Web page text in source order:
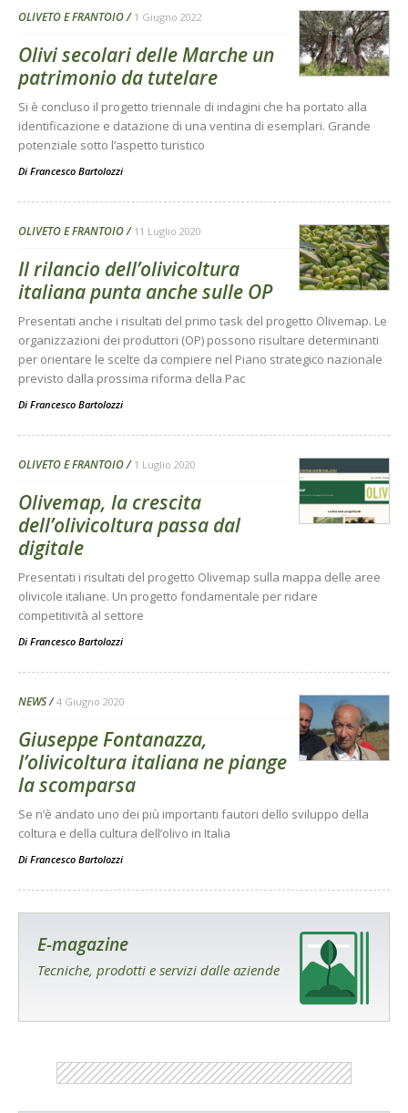
OLIVETO E FRANTOIO 1 Giugno 2022
Olivi secolari delle Marche un
patrimonio da tutelare
Si è concluso il progetto triennale di indagini che ha portato alla
identificazione e datazione di una ventina di esemplari. Grande
potenziale sotto l’aspetto turistico
Di Francesco Bartolozzi
OLIVETO E FRANTOIO 11 Luglio 2020
Il rilancio dell’olivicoltura
italiana punta anche sulle OP
Presentati anche i risultati del primo task del progetto Olivemap. Le
organizzazioni dei produttori (OP) possono risultare determinanti
per orientare le scelte da compiere nel Piano strategico nazionale
previsto dalla prossima riforma della Pac
Di Francesco Bartolozzi
OLIVETO E FRANTOIO 1 Luglio 2020
Olivemap, la crescita
dell’olivicoltura passa dal
digitale
Presentati i risultati del progetto Olivemap sulla mappa delle aree
olivicole italiane. Un progetto fondamentale per ridare
competitività al settore
Di Francesco Bartolozzi
NEWS 4 Giugno 2020
Giuseppe Fontanazza,
l’olivicoltura italiana ne piange
la scomparsa
Se n’è andato uno dei più importanti fautori dello sviluppo della
coltura e della cultura dell’olivo in Italia
Di Francesco Bartolozzi
E-magazine
Tecniche, prodotti e servizi dalle aziende